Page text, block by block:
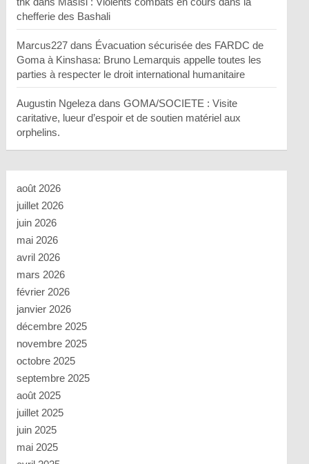
chefferie des Bashali
Marcus227 dans Évacuation sécurisée des FARDC de
Goma à Kinshasa: Bruno Lemarquis appelle toutes les
parties à respecter le droit international humanitaire
Augustin Ngeleza dansGOMA/SOCIETE : Visite
caritative, lueur d’espoir et de soutien matériel aux
orphelins.
août 2026
juillet 2026
juin 2026
mai 2026
avril 2026
mars 2026
février 2026
janvier 2026
décembre 2025
novembre 2025
octobre 2025
septembre 2025
août 2025
juillet 2025
juin 2025
mai 2025